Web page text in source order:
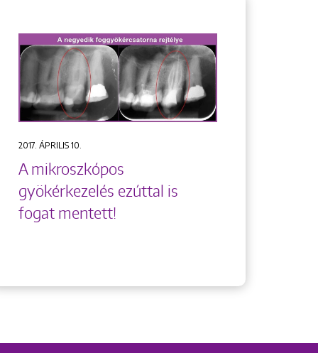
2017. ÁPRILIS 10.
A mikroszkópos
gyökérkezelés ezúttal is
fogat mentett!